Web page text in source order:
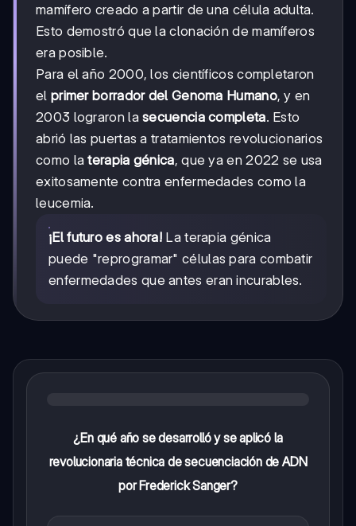
mamífero creado a partir de una célula adulta.
Esto demostró que la clonación de mamíferos
era posible.
Para el año 2000, los científicos completaron
el primer borrador del Genoma Humano, y en
2003 lograron lasecuencia completa. Esto
abrió las puertas a tratamientos revolucionarios
como laterapia génica, que ya en 2022 se usa
exitosamente contra enfermedades como la
leucemia.
¡El futuro es ahora! La terapia génica
puede "reprogramar" células para combatir
enfermedades que antes eran incurables.
¿En qué año se desarrolló y se aplicó la
revolucionaria técnica de secuenciación de ADN
por Frederick Sanger?